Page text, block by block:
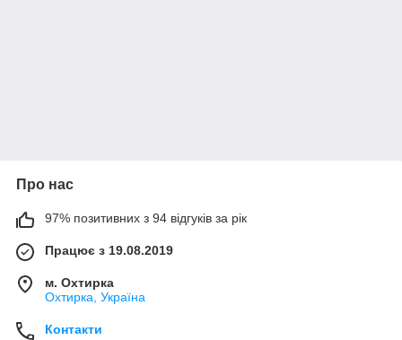
Про нас
97% позитивних з 94 відгуків за рік
Працює з 19.08.2019
м. Охтирка
Охтирка, Україна
Контакти